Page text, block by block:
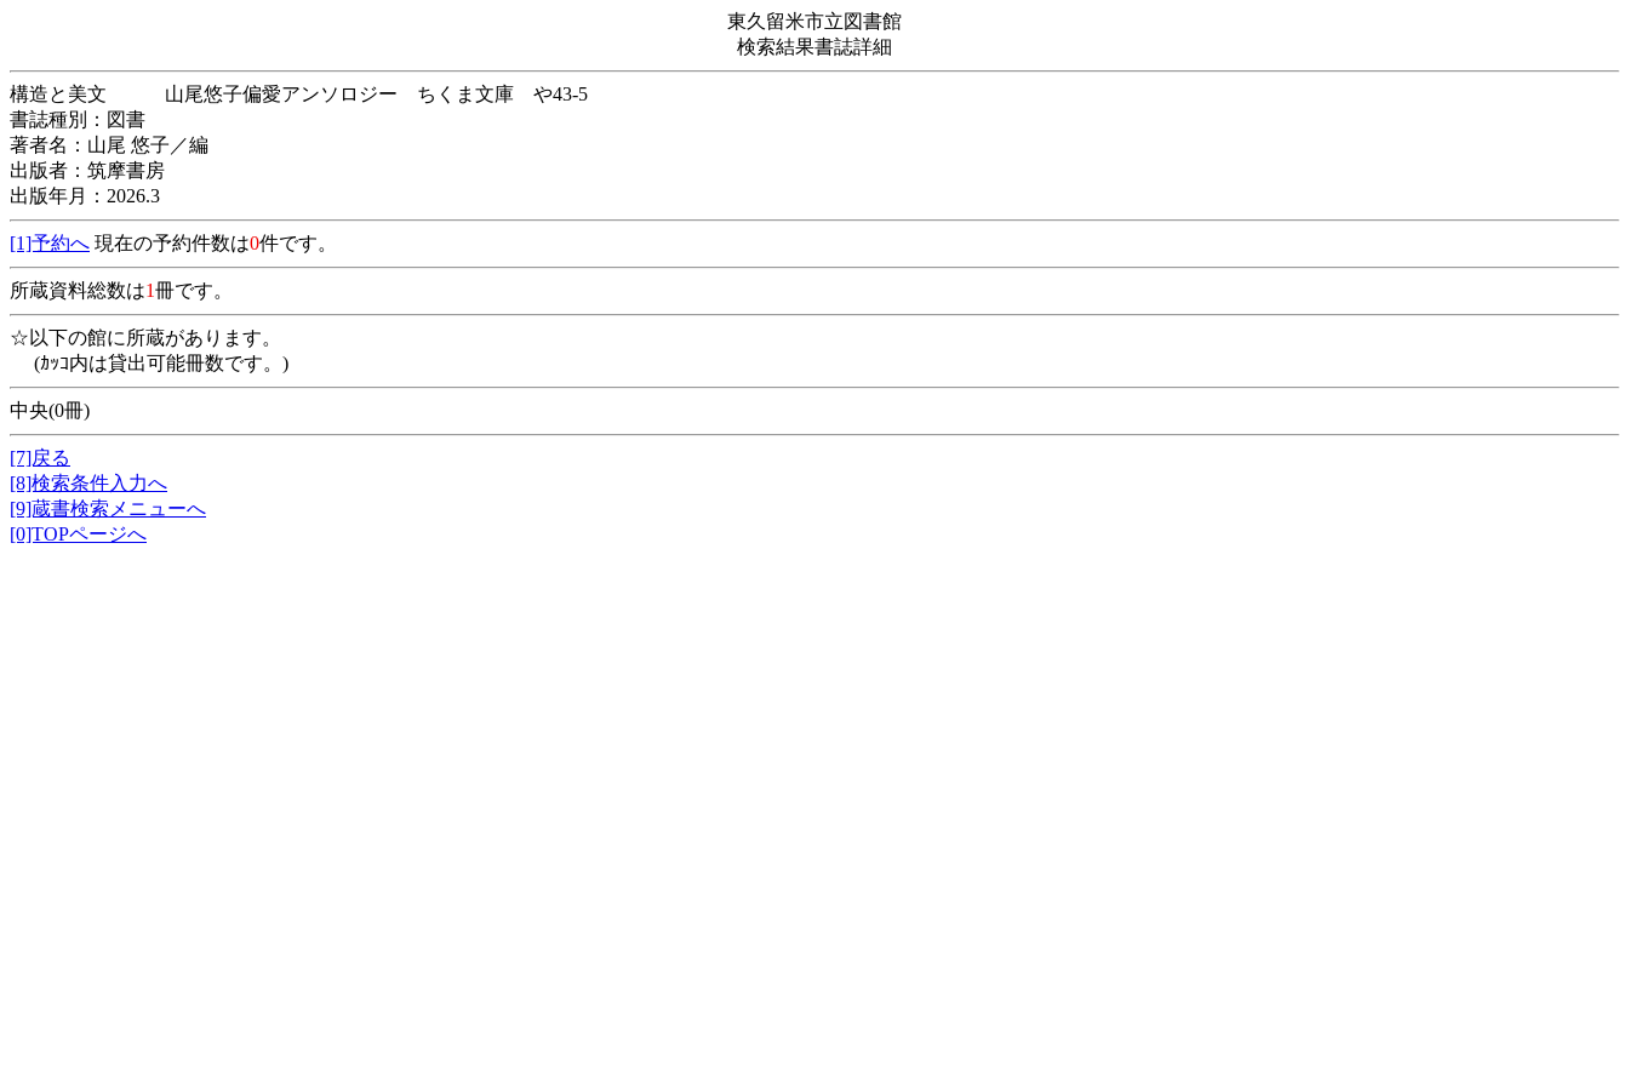
東久留米市立図書館
検索結果書誌詳細
構造と美文 山尾悠子偏愛アンソロジー ちくま文庫 や43-5
書誌種別：図書
著者名：山尾 悠子／編
出版者：筑摩書房
出版年月：2026.3
[1]予約へ 現在の予約件数は0件です。
所蔵資料総数は1冊です。
☆以下の館に所蔵があります。
(ｶｯｺ内は貸出可能冊数です。)
中央(0冊)
[7]戻る
[8]検索条件入力へ
[9]蔵書検索メニューへ
[0]TOPページへ